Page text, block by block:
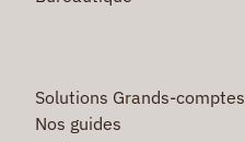
Solutions Grands-comptes
Nos guides